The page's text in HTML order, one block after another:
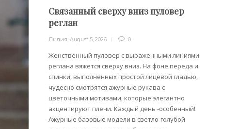
Связанный сверху вниз пуловер
реглан
Лилия ,August 5, 2026 0
Женственный пуловер с выраженными линиями
реглана вяжется сверху вниз. На фоне переда и
спинки, выполненных простой лицевой гладью,
чудесно смотрятся ажурные рукава с
цветочными мотивами, которые элегантно
акцентируют плечи. Каждый день -особенный!
Ажурные базовые модели в светло-голубой